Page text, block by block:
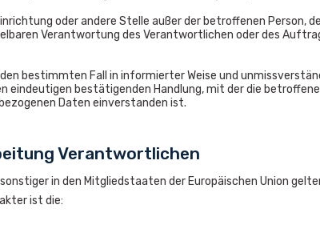
oder andere Stelle außer der betroffenen Person,
Verantwortung des Verantwortlichen oder des
bestimmten Fall in informierter Weise und
eindeutigen bestätigenden Handlung, mit der die
Daten einverstanden ist.
Verantwortlichen
in den Mitgliedstaaten der Europäischen Union
ist die: